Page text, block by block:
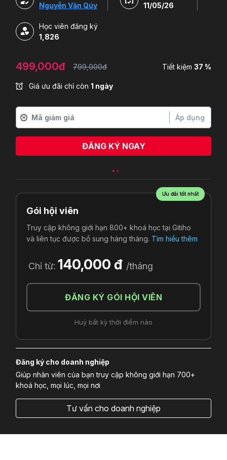
Nguyễn Văn Qúy
11/05/26
Học viên đăng ký
1,826
499,000đ 799,000đ Tiết kiệm 37 %
Giá ưu đãi chỉ còn 1 ngày
Áp dụng
ĐĂNG KÝ NGAY
Ưu đãi tốt nhất
Gói hội viên
Truy cập không giới hạn 800+ khoá học tại Gitiho
và liên tục được bổ sung hàng tháng. Tìm hiểu thêm
Chỉ từ: 140,000 đ /tháng
ĐĂNG KÝ GÓI HỘI VIÊN
Huỷ bất kỳ thời điểm nào
Đăng ký cho doanh nghiệp
Giúp nhân viên của bạn truy cập không giới hạn 700+
khoá học, mọi lúc, mọi nơi
Tư vấn cho doanh nghiệp